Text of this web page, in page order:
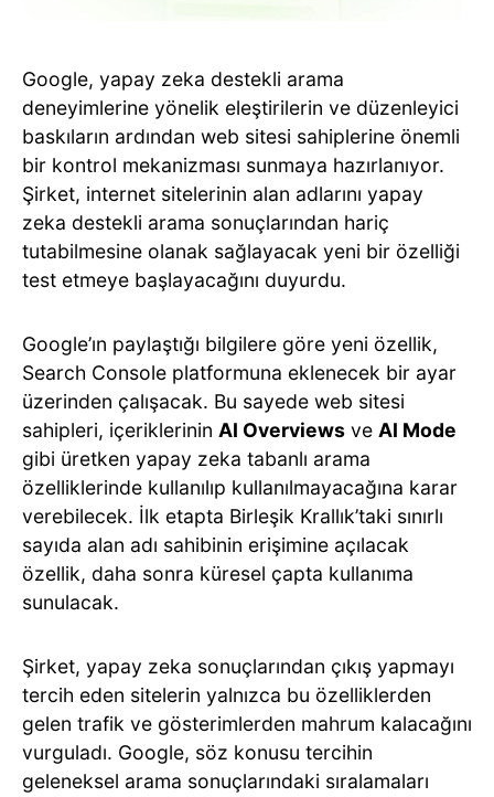
Google, yapay zeka destekli arama
deneyimlerine yönelik eleştirilerin ve düzenleyici
baskıların ardından web sitesi sahiplerine önemli
bir kontrol mekanizması sunmaya hazırlanıyor.
Şirket, internet sitelerinin alan adlarını yapay
zeka destekli arama sonuçlarından hariç
tutabilmesine olanak sağlayacak yeni bir özelliği
test etmeye başlayacağını duyurdu.
Google’ın paylaştığı bilgilere göre yeni özellik,
Search Console platformuna eklenecek bir ayar
üzerinden çalışacak. Bu sayede web sitesi
sahipleri, içeriklerinin AI Overviews ve AI Mode
gibi üretken yapay zeka tabanlı arama
özelliklerinde kullanılıp kullanılmayacağına karar
verebilecek. İlk etapta Birleşik Krallık’taki sınırlı
sayıda alan adı sahibinin erişimine açılacak
özellik, daha sonra küresel çapta kullanıma
sunulacak.
Şirket, yapay zeka sonuçlarından çıkış yapmayı
tercih eden sitelerin yalnızca bu özelliklerden
gelen trafik ve gösterimlerden mahrum kalacağını
vurguladı. Google, söz konusu tercihin
geleneksel arama sonuçlarındaki sıralamaları